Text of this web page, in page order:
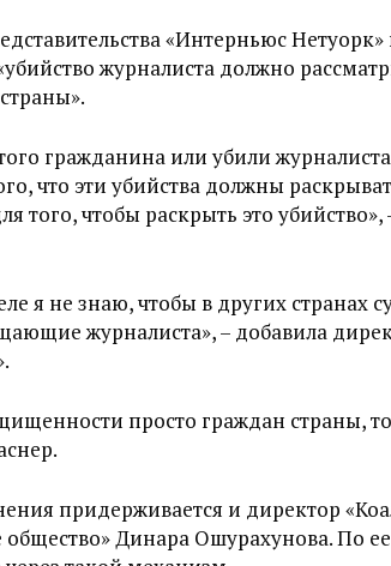
«Интерньюс
журналиста должно
гражданина или убили
что эти убийства должны
того, чтобы раскрыть это
я не знаю, чтобы в других странах
журналиста», – добавила
просто граждан страны,
придерживается и директор
общество» Динара Ошурахунова. По